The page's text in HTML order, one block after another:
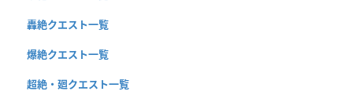
轟絶クエスト一覧
爆絶クエスト一覧
超絶・廻クエスト一覧